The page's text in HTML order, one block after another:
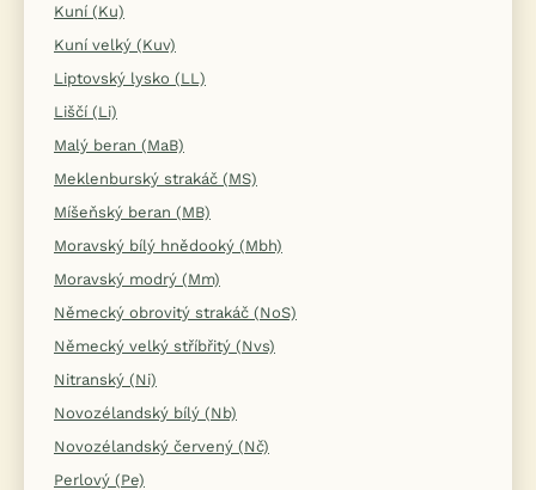
Kuní (Ku)
Kuní velký (Kuv)
Liptovský lysko (LL)
Liščí (Li)
Malý beran (MaB)
Meklenburský strakáč (MS)
Míšeňský beran (MB)
Moravský bílý hnědooký (Mbh)
Moravský modrý (Mm)
Německý obrovitý strakáč (NoS)
Německý velký stříbřitý (Nvs)
Nitranský (Ni)
Novozélandský bílý (Nb)
Novozélandský červený (Nč)
Perlový (Pe)